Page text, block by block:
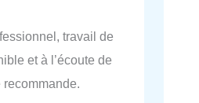
travail de
et à l’écoute de